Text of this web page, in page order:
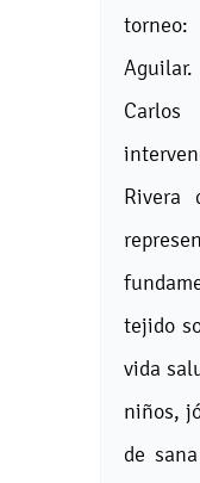
torneo:
Rivera
tejido
vida
niños,
de